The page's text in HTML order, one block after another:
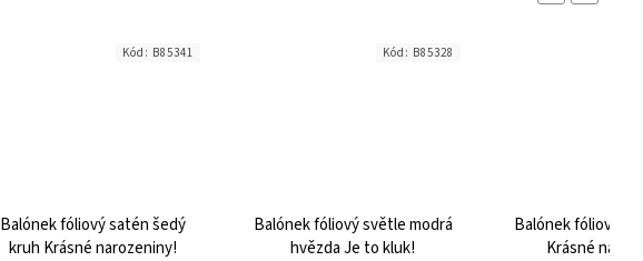
Balónek fóliový satén šedý
kruh Krásné narozeniny!
Kód: B85341
Balónek fóliový světle modrá
hvězda Je to kluk!
Kód: B85328
Balónek fóliový
Krásné